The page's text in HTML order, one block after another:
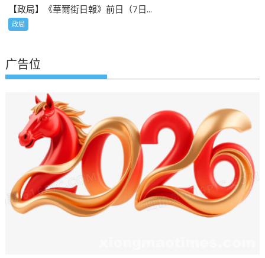
【政局】《華爾街日報》前日（7日...
政局
广告位